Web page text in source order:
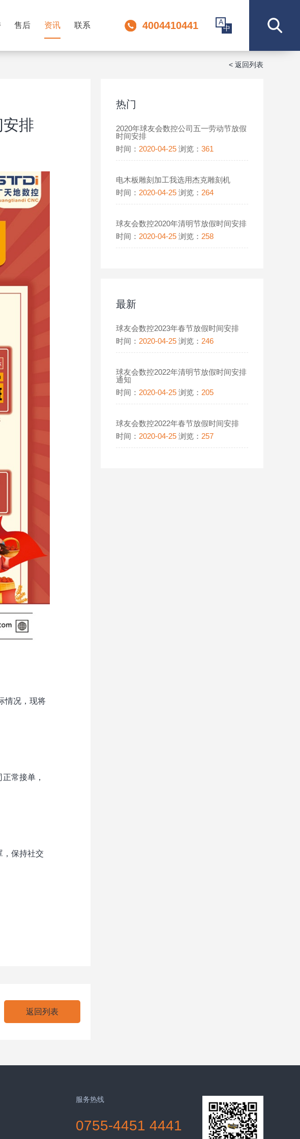
售后 资讯 联系 4004410441 A
中
< 返回列表
排
情况，现将
常接单，
保持社交
返回列表
热门
2020年球友会数控公司五一劳动节放假
时间安排
时间： 2020-04-25 浏览： 361
电木板雕刻加工我选用杰克雕刻机
时间： 2020-04-25 浏览： 264
球友会数控2020年清明节放假时间安排
时间： 2020-04-25 浏览： 258
最新
球友会数控2023年春节放假时间安排
时间： 2020-04-25 浏览： 246
球友会数控2022年清明节放假时间安排
通知
时间： 2020-04-25 浏览： 205
球友会数控2022年春节放假时间安排
时间： 2020-04-25 浏览： 257
服务热线
0755-4451 4441